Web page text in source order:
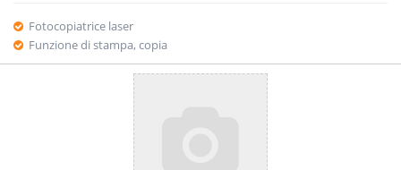
Fotocopiatrice laser
Funzione di stampa, copia